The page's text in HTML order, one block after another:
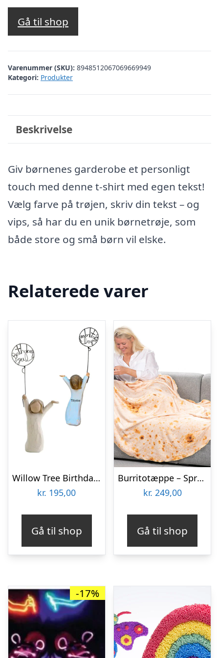
Gå til shop
Varenummer (SKU): 8948512067069669949
Kategori: Produkter
Beskrivelse
Giv børnenes garderobe et personligt
touch med denne t-shirt med egen tekst!
Vælg farve på trøjen, skriv din tekst – og
vips, så har du en unik børnetrøje, som
både store og små børn vil elske.
Relaterede varer
Willow Tree Birthday Girl
kr. 195,00
Gå til shop
Burritotæppe – Spralla
kr. 249,00
Gå til shop
-17%